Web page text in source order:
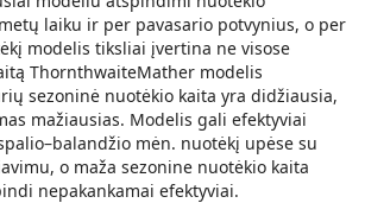
laiku ir per pavasario potvynius, o per
modelis tiksliai įvertina ne visose
ThornthwaiteMather modelis
sezoninė nuotėkio kaita yra didžiausia,
mažiausias. Modelis gali efektyviai
mėn. nuotėkį upėse su
o maža sezonine nuotėkio kaita
nepakankamai efektyviai.